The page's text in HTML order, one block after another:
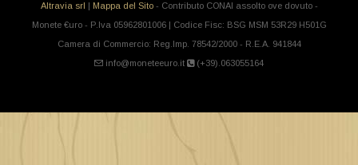
Altravia srl
Mappa del Sito- Contributo CONAI assolto ove dovuto -
Monete €uro - P.Iva 05962801006 | Codice Fisc: BSG MSM 53R29 H501G
Camera di Commercio: Reg.Imp. 78542/2000 - R.E.A. 941844
info@moneteeuro.it
(+39).063055164